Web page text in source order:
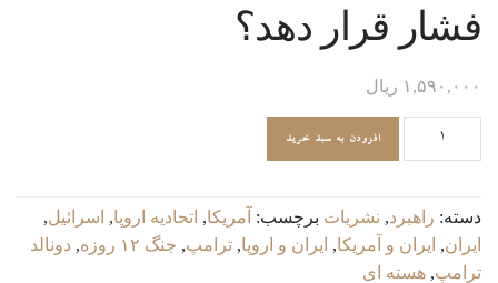
فشار قرار دهد؟
۱,۵۹۰,۰۰۰ ریال
اهرم‌های
غیرهسته‌ای:
ایران
می‌تواند
اروپا
افزودن به سبد خرید
دسته: راهبرد, نشریات برچسب: آمریکا, اتحادیه اروپا, اسرائیل,
ایران, ایران و آمریکا, ایران و اروپا, ترامپ, جنگ ۱۲ روزه , دونالد
ترامپ, هسته ای